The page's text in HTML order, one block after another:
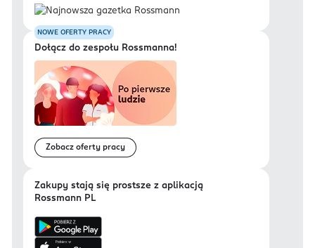
NOWE OFERTY PRACY
Dołącz do zespołu Rossmanna!
Zobacz oferty pracy
Zakupy stają się prostsze z aplikacją
Rossmann PL